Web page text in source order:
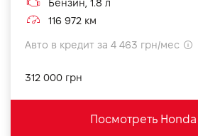
Бензин, 1.8 л
116 972 км
Авто в кредит за 4 463 грн/мес
312 000 грн
Посмотреть Honda